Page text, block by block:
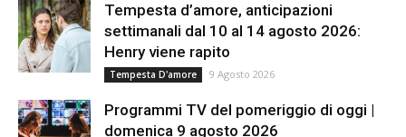
Tempesta d’amore, anticipazioni
settimanali dal 10 al 14 agosto 2026:
Henry viene rapito
Tempesta D'amore 9 Agosto 2026
Programmi TV del pomeriggio di oggi |
domenica 9 agosto 2026